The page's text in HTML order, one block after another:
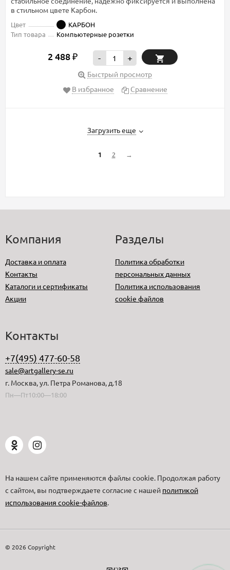
в стильном цвете Карбон.
Цвет
КАРБОН
Тип товара
Компьютерные розетки
2 488 ₽ - +
Быстрый просмотр
В избранное
Сравнение
Загрузить еще
1 2 →
Компания
Доставка и оплата
Контакты
Каталоги и сертификаты
Акции
Разделы
Политика обработки
персональных данных
Политика использования
cookie файлов
Контакты
+7(495) 477-60-58
sale@artgallery-se.ru
г. Москва, ул. Петра Романова, д.18
Пн—Пт10:00—18:00
На нашем сайте применяются файлы cookie. Продолжая работу
с сайтом, вы подтверждаете согласие с нашей политикой
использования cookie-файлов.
© 2026 Copyright